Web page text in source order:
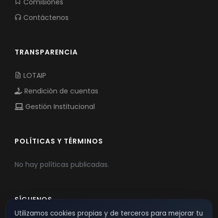
Comisiones
Contáctenos
TRANSPARENCIA
LOTAIP
Rendición de cuentas
Gestión Institucional
POLÍTICAS Y TÉRMINOS
No hay políticas publicadas.
SÍGUENOS
Utilizamos cookies propias y de terceros para mejorar tu